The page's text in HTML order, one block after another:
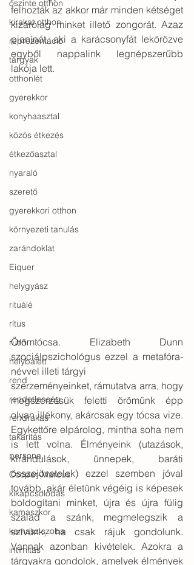
őszinte otthon
kirakat otthon
reprezentáció
tárgyak
otthonlét
gyerekkor
konyhaasztal
közös étkezés
étkezőasztal
nyaraló
szerető
gyerekkori otthon
környezeti tanulás
zarándoklat
Eiquer
helygyász
rituálé
rítus
rutin
helybalett
rend
rendetlenség
rendrakás
takarítás
persona
Cooper-Marcus
kikapcsolódás
kamaszkor
kamasz szoba
intimitás
felhozták az akkor már minden kétséget
kizárólag minket illető zongorát. Azaz
pianínót, aki a karácsonyfát lekörözve
egyből nappalink legnépszerűbb
lakója lett.
Örömtócsa. Elizabeth Dunn
szociálpszichológus ezzel a metafóra-
névvel illeti tárgyi
szerzeményeinket, rámutatva arra, hogy
megszerzésük feletti örömünk épp
olyan illékony, akárcsak egy tócsa vize.
Egykettőre elpárolog, mintha soha nem
is lett volna. Élményeink (utazások,
kirándulások, ünnepek, baráti
összejövetelek) ezzel szemben jóval
tovább, akár életünk végéig is képesek
boldogítani minket, újra és újra fülig
szalad a szánk, megmelegszik a
szívünk, ha csak rájuk gondolunk.
Vannak azonban kivételek. Azokra a
tárgyakra gondolok, amelyek élmények